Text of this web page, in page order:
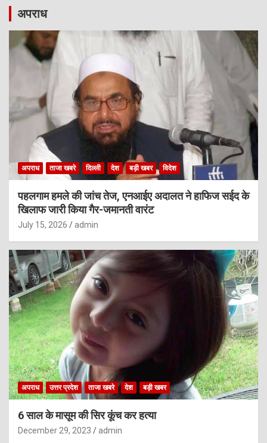
अपराध
अपराध ताजा खबरे दिल्ली देश बड़ी खबर विदेश
पहलगाम हमले की जांच तेज, एनआईए अदालत ने हाफिज सईद के
खिलाफ जारी किया गैर-जमानती वारंट
July 15, 2026 admin
अपराध उत्तर प्रदेश ताजा खबरे देश बड़ी खबर
6 साल के मासूम की सिर कूंच कर हत्या
December 29, 2023 admin